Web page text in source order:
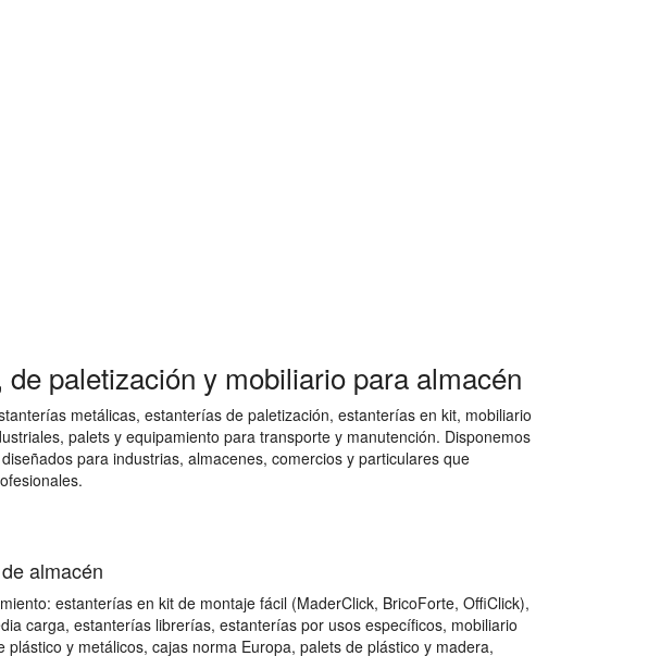
paletización y mobiliario para almacén
metálicas, estanterías de paletización, estanterías en kit, mobiliario
palets y equipamiento para transporte y manutención. Disponemos
para industrias, almacenes, comercios y particulares que
almacén
estanterías en kit de montaje fácil (MaderClick, BricoForte, OffiClick),
carga, estanterías librerías, estanterías por usos específicos, mobiliario
y metálicos, cajas norma Europa, palets de plástico y madera,